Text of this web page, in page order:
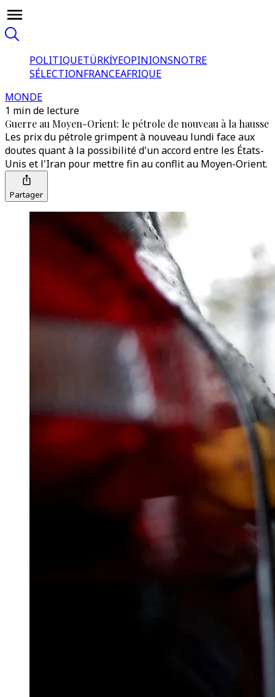
POLITIQUETÜRKİYEOPINIONSNOTRE
SÉLECTIONFRANCEAFRIQUE
MONDE
1 min de lecture
Guerre au Moyen-Orient: le pétrole de nouveau à la hausse
Les prix du pétrole grimpent à nouveau lundi face aux
doutes quant à la possibilité d'un accord entre les États-
Unis et l'Iran pour mettre fin au conflit au Moyen-Orient.
Partager